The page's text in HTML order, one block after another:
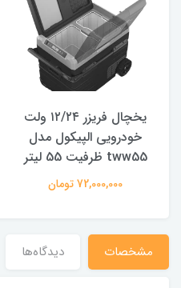
یخچال فریزر ۱۲/۲۴ ولت
خودرویی الپیکول مدل
tww55 ظرفیت 55 لیتر
72,000,000 تومان
مشخصات دیدگاه‌ها